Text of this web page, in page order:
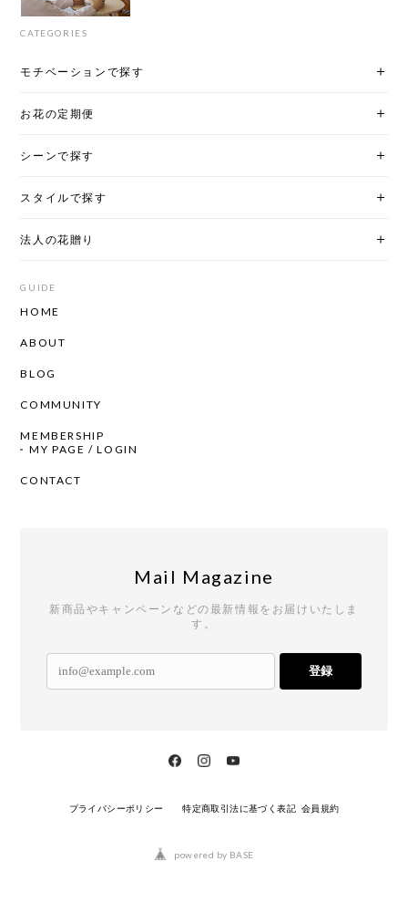
CATEGORIES
モチベーションで探す
お花の定期便
シーンで探す
スタイルで探す
法人の花贈り
GUIDE
HOME
ABOUT
BLOG
COMMUNITY
MEMBERSHIP
MY PAGE / LOGIN
CONTACT
Mail Magazine
新商品やキャンペーンなどの最新情報をお届けいたしま
す。
登録
プライバシーポリシー 特定商取引法に基づく表記 会員規約
powered by BASE